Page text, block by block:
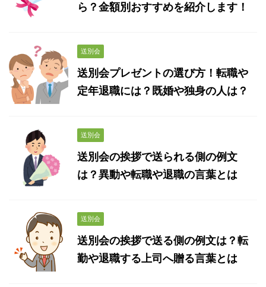
ら？金額別おすすめを紹介します！
送別会
送別会プレゼントの選び方！転職や
定年退職には？既婚や独身の人は？
送別会
送別会の挨拶で送られる側の例文
は？異動や転職や退職の言葉とは
送別会
送別会の挨拶で送る側の例文は？転
勤や退職する上司へ贈る言葉とは